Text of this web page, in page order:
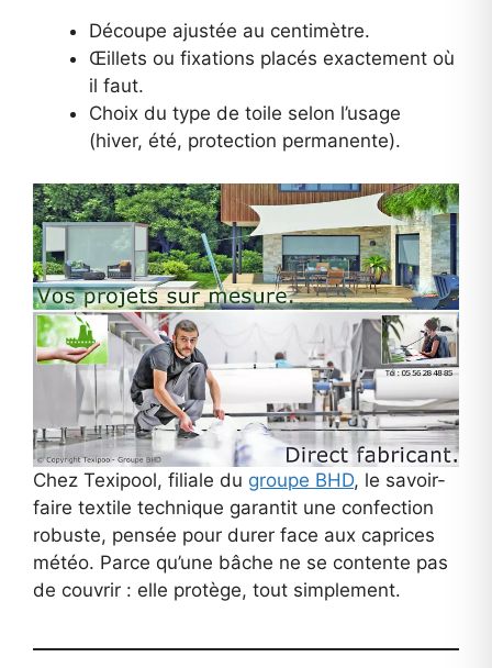
Découpe ajustée au centimètre.
Œillets ou fixations placés exactement où
il faut.
Choix du type de toile selon l’usage
(hiver, été, protection permanente).
Chez Texipool, filiale du groupe BHD, le savoir-
faire textile technique garantit une confection
robuste, pensée pour durer face aux caprices
météo. Parce qu’une bâche ne se contente pas
de couvrir : elle protège, tout simplement.